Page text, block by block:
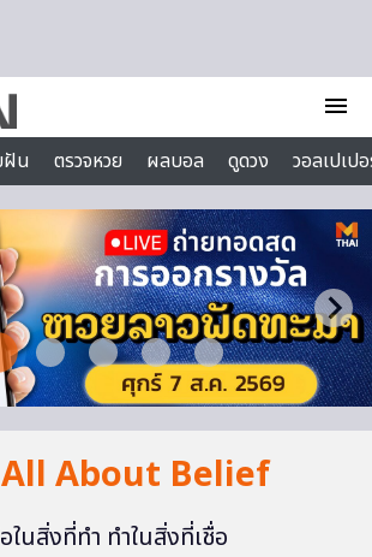
menu
ฝัน ตรวจหวย ผลบอล ดูดวง
วอลเปเป
About Belief
ในสิ่งที่ทำ ทำในสิ่งที่เชื่อ